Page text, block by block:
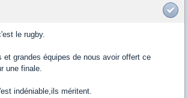
le rugby.
et grandes équipes de nous avoir offert ce
une finale.
indéniable,ils méritent.